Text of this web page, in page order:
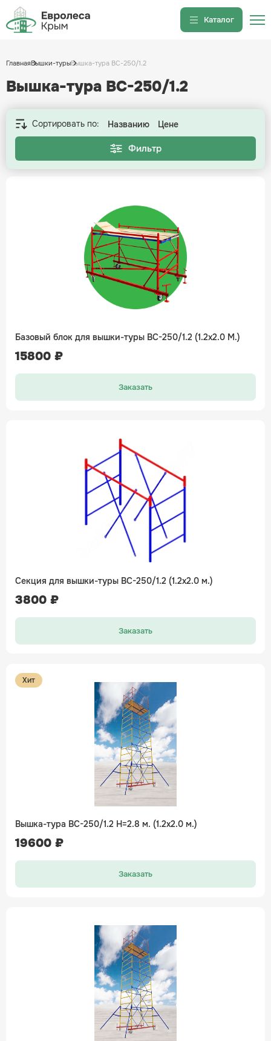
Каталог
Вышка-тура ВС-250/1.2
Строительные леса Б/У в
ГлавнаяВышки-турыВышка-тура ВС-250/1.2
Вышка-тура ВС-250/1.2
Сортировать по: Названию Цене
Фильтр
Базовый блок для вышки-туры ВС-250/1.2 (1.2х2.0 М.)
15800 ₽
Заказать
Секция для вышки-туры ВС-250/1.2 (1.2х2.0 м.)
3800 ₽
Заказать
Хит
Вышка-тура ВС-250/1.2 H=2.8 м. (1.2х2.0 м.)
19600 ₽
Заказать